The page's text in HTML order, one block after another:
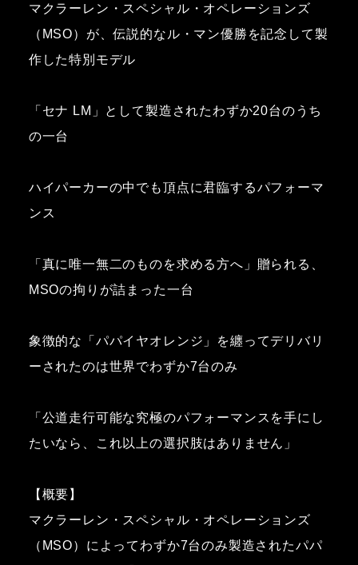
マクラーレン・スペシャル・オペレーションズ
（MSO）が、伝説的なル・マン優勝を記念して製
作した特別モデル
「セナ LM」として製造されたわずか20台のうち
の一台
ハイパーカーの中でも頂点に君臨するパフォーマ
ンス
「真に唯一無二のものを求める方へ」贈られる、
MSOの拘りが詰まった一台
象徴的な「パパイヤオレンジ」を纏ってデリバリ
ーされたのは世界でわずか7台のみ
「公道走行可能な究極のパフォーマンスを手にし
たいなら、これ以上の選択肢はありません」
【概要】
マクラーレン・スペシャル・オペレーションズ
（MSO）によってわずか7台のみ製造されたパパ